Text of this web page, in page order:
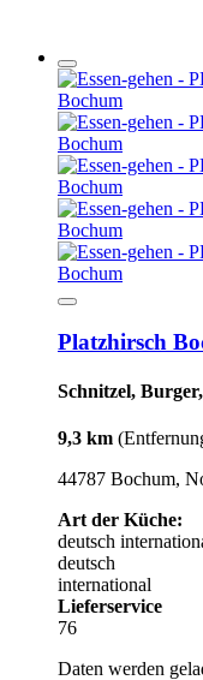
Platzhirsch
Schnitzel,
9,3 km
44787 Bochum,
Art der Küche:
deutsch
deutsch
international
Lieferservice
76
Daten werden